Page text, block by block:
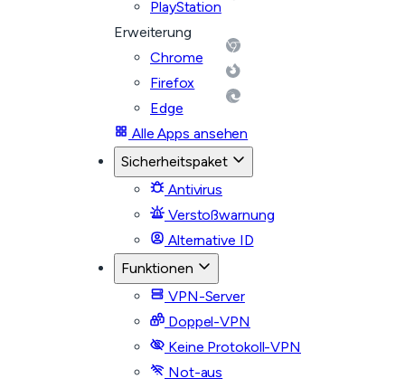
PlayStation
Erweiterung
Chrome
Firefox
Edge
Alle Apps ansehen
Sicherheitspaket
Antivirus
Verstoßwarnung
Alternative ID
Funktionen
VPN-Server
Doppel-VPN
Keine Protokoll-VPN
Not-aus